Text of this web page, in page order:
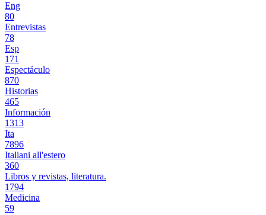
Eng
80
Entrevistas
78
Esp
171
Espectáculo
870
Historias
465
Información
1313
Ita
7896
Italiani all'estero
360
Libros y revistas, literatura.
1794
Medicina
59